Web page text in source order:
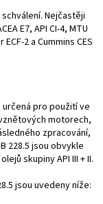
Nejčastěji
E7, API CI-4, MTU
2 a Cummins CES
pro použití ve
motorech,
zpracování,
228.5 jsou obvykle
skupiny API III + II.
jsou uvedeny níže: